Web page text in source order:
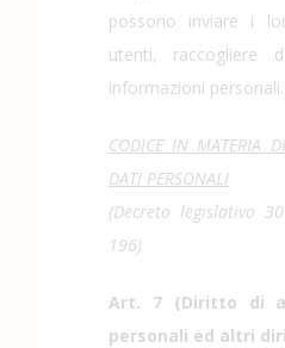
possono inviare i
utenti, raccogliere
informazioni personali.
CODICE IN MATERIA
DATI PERSONALI
(Decreto legislativo
196)
Art. 7 (Diritto di
personali ed altri